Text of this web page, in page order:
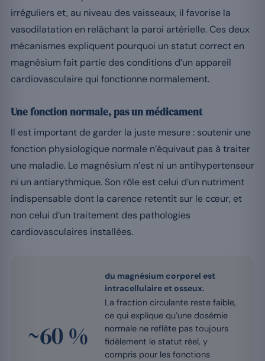
irréguliers et, au niveau des vaisseaux, il favorise la
vasodilatation en relâchant la paroi artérielle. Ces deux
mécanismes expliquent pourquoi un statut correct en
magnésium fait partie des conditions d’un appareil
cardiovasculaire qui fonctionne normalement.
Une fonction normale, pas un médicament
Il est important de garder la juste mesure : soutenir une
fonction physiologique normale n’équivaut pas à traiter
une maladie. Le magnésium n’est ni un antihypertenseur
ni un antiarythmique. Son rôle est celui d’un nutriment
indispensable dont la carence retentit sur le cœur, et
non celui d’un traitement des pathologies
cardiovasculaires installées.
~60 %
du magnésium corporel est
intracellulaire et osseux.
La fraction circulante reste faible,
ce qui explique qu’une dosémie
normale ne reflète pas toujours
fidèlement le statut réel, y
compris pour les fonctions